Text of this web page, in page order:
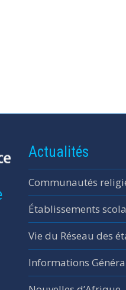
Actualités
Communautés
Établissements
Vie du Réseau des
Informations